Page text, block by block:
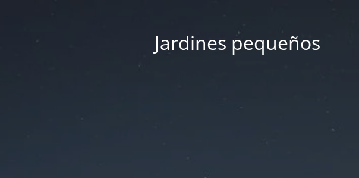
Jardines pequeños